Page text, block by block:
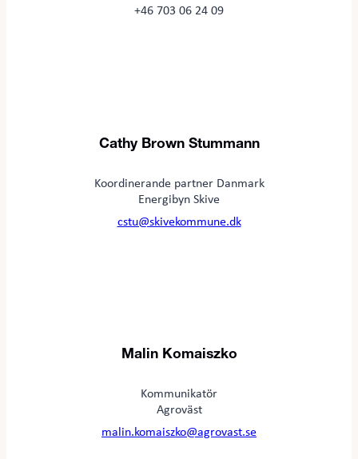
+46 703 06 24 09
Cathy Brown Stummann
Koordinerande partner Danmark
Energibyn Skive
cstu@skivekommune.dk
Malin Komaiszko
Kommunikatör
Agroväst
malin.komaiszko@agrovast.se